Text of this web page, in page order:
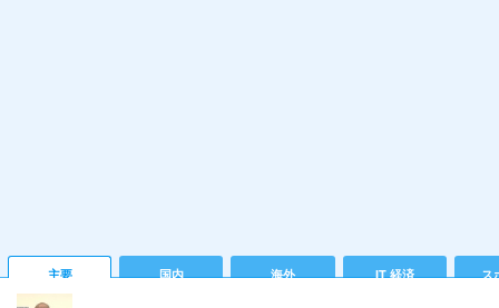
主要 国内 海外 IT 経済 ス